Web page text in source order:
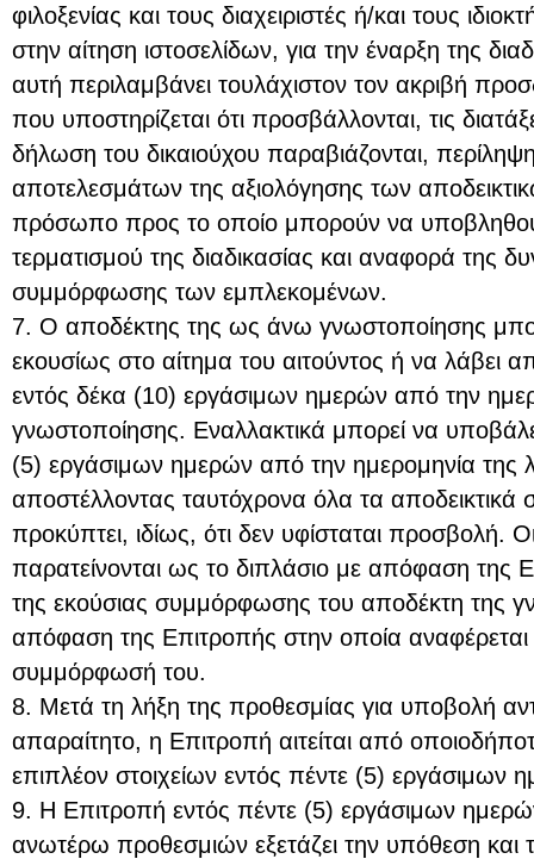
φιλοξενίας και τους διαχειριστές ή/και τους
στην αίτηση ιστοσελίδων, για την έναρξη της
αυτή περιλαμβάνει τουλάχιστον τον ακριβή
που υποστηρίζεται ότι προσβάλλονται, τις
δήλωση του δικαιούχου παραβιάζονται,
αποτελεσμάτων της αξιολόγησης των
πρόσωπο προς το οποίο μπορούν να
τερματισμού της διαδικασίας και αναφορά της
συμμόρφωσης των εμπλεκομένων.
7. Ο αποδέκτης της ως άνω γνωστοποίησης
εκουσίως στο αίτημα του αιτούντος ή να λάβει
εντός δέκα (10) εργάσιμων ημερών από την
γνωστοποίησης. Εναλλακτικά μπορεί να
(5) εργάσιμων ημερών από την ημερομηνία της
αποστέλλοντας ταυτόχρονα όλα τα αποδεικτικά
προκύπτει, ιδίως, ότι δεν υφίσταται προσβολή.
παρατείνονται ως το διπλάσιο με απόφαση της
της εκούσιας συμμόρφωσης του αποδέκτη της
απόφαση της Επιτροπής στην οποία αναφέρεται
συμμόρφωσή του.
8. Μετά τη λήξη της προθεσμίας για υποβολή
απαραίτητο, η Επιτροπή αιτείται από
επιπλέον στοιχείων εντός πέντε (5) εργάσιμων
9. Η Επιτροπή εντός πέντε (5) εργάσιμων
ανωτέρω προθεσμιών εξετάζει την υπόθεση και